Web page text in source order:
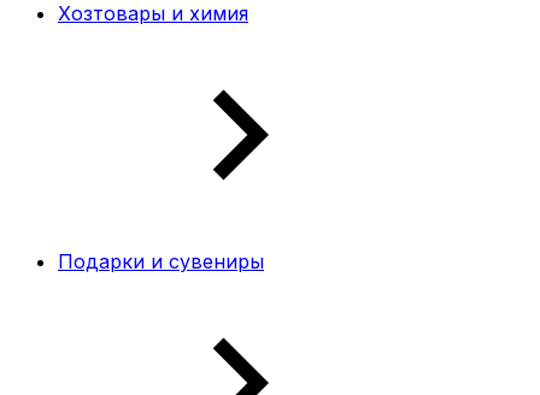
Хозтовары и химия
Подарки и сувениры